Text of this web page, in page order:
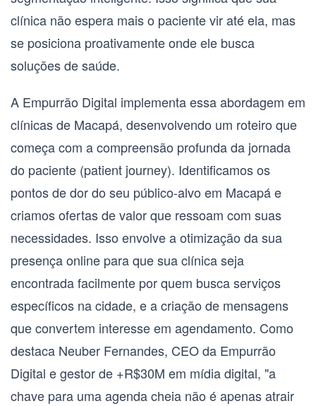
clínica não espera mais o paciente vir até ela, mas
se posiciona proativamente onde ele busca
soluções de saúde.
A Empurrão Digital implementa essa abordagem em
clínicas de Macapá, desenvolvendo um roteiro que
começa com a compreensão profunda da jornada
do paciente (patient journey). Identificamos os
pontos de dor do seu público-alvo em Macapá e
criamos ofertas de valor que ressoam com suas
necessidades. Isso envolve a otimização da sua
presença online para que sua clínica seja
encontrada facilmente por quem busca serviços
específicos na cidade, e a criação de mensagens
que convertem interesse em agendamento. Como
destaca Neuber Fernandes, CEO da Empurrão
Digital e gestor de +R$30M em mídia digital, "a
chave para uma agenda cheia não é apenas atrair